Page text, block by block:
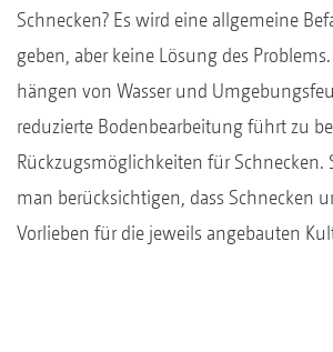
Schnecken? Es wird eine allgemeine
geben, aber keine Lösung des
hängen von Wasser und
reduzierte Bodenbearbeitung führt zu
Rückzugsmöglichkeiten für Schnecken.
man berücksichtigen, dass Schnecken
Vorlieben für die jeweils angebauten